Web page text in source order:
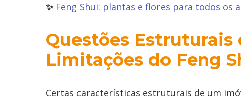
✨ Feng Shui: plantas e flores para todos os
Questões Estruturais
Limitações do Feng
Certas características estruturais de um